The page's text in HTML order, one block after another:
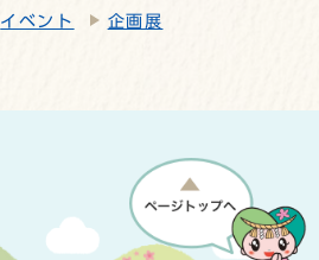
イベント 企画展